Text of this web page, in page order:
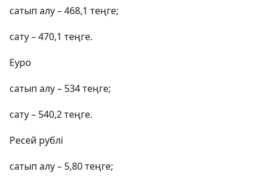
сатып алу – 468,1 теңге;
сату – 470,1 теңге.
Еуро
сатып алу – 534 теңге;
сату – 540,2 теңге.
Ресей рублі
сатып алу – 5,80 теңге;